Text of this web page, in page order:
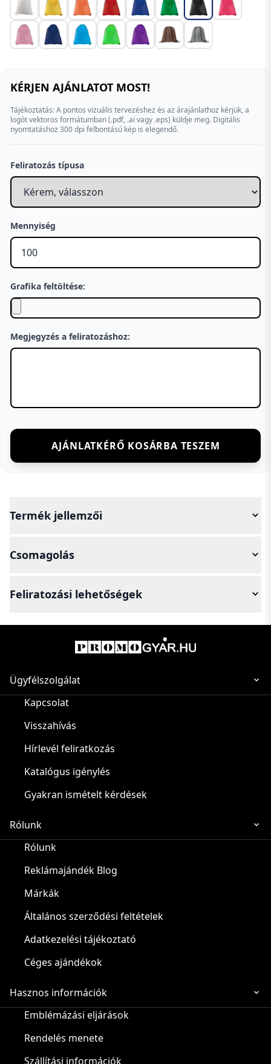
KÉRJEN AJÁNLATOT MOST!
Tájékoztatás: A pontos vizuális tervezéshez és az árajánlathoz kérjük, a
logót vektoros formátumban (.pdf, .ai vagy .eps) küldje meg. Digitális
nyomtatáshoz 300 dpi felbontású kép is elegendő.
Feliratozás típusa
Mennyiség
Grafika feltöltése:
Megjegyzés a feliratozáshoz:
AJÁNLATKÉRŐ KOSÁRBA TESZEM
Termék jellemzői
Csomagolás
Feliratozási lehetőségek
Ügyfélszolgálat
Kapcsolat
Visszahívás
Hírlevél feliratkozás
Katalógus igénylés
Gyakran ismételt kérdések
Rólunk
Rólunk
Reklámajándék Blog
Márkák
Általános szerződési feltételek
Adatkezelési tájékoztató
Céges ajándékok
Hasznos információk
Emblémázási eljárások
Rendelés menete
Szállítási információk